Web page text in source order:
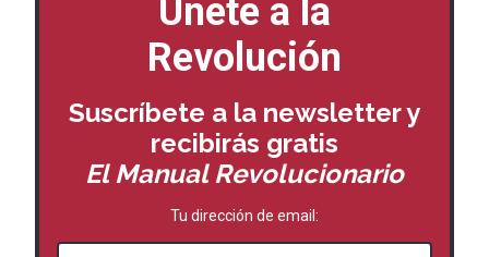
Únete a la
Revolución
Suscríbete a la newsletter y
recibirás gratis
El Manual Revolucionario
Tu dirección de email: